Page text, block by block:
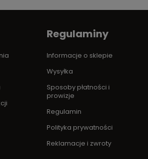
Regulaminy
Informacje o sklepie
Wysyłka
Sposoby płatności i
prowizje
Regulamin
Polityka prywatności
Reklamacje i zwroty